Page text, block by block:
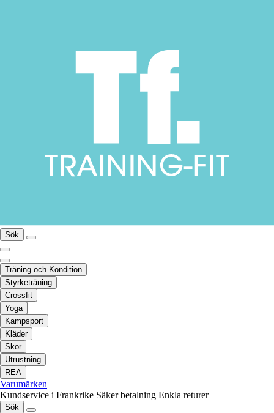
Sök
Träning och Kondition
Styrketräning
Crossfit
Yoga
Kampsport
Kläder
Skor
Utrustning
REA
Varumärken
Kundservice i Frankrike Säker betalning Enkla returer
Sök